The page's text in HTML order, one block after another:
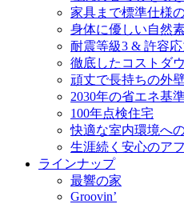
家具まで標準仕様
身体に優しい自然
耐震等級3 & 許容
徹底したコストダ
頑丈で長持ちの外
2030年の省エネ基
100年点検住宅
快適な室内環境へ
生涯続く安心のア
ラインナップ
最響の家
Groovin’